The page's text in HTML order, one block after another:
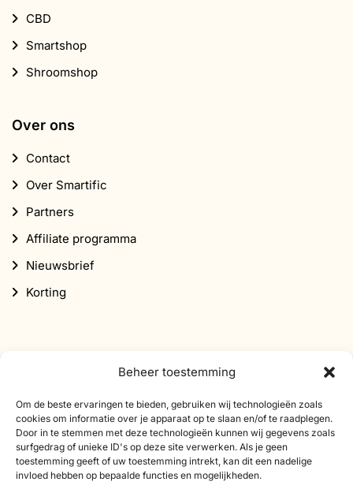
Beheer toestemming
Om de beste ervaringen te bieden, gebruiken wij technologieën zoals
cookies om informatie over je apparaat op te slaan en/of te raadplegen.
Door in te stemmen met deze technologieën kunnen wij gegevens zoals
surfgedrag of unieke ID's op deze site verwerken. Als je geen
toestemming geeft of uw toestemming intrekt, kan dit een nadelige
invloed hebben op bepaalde functies en mogelijkheden.
CBD
Smartshop
Shroomshop
Over ons
Contact
Over Smartific
Partners
Affiliate programma
Nieuwsbrief
Korting
Abonneer je op onze nieuwsbrief
Schrijf je in voor onze nieuwsbrief en ontvang 10%
korting op je eerste bestelling.